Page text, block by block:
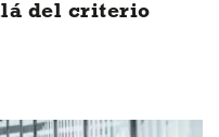
del criterio